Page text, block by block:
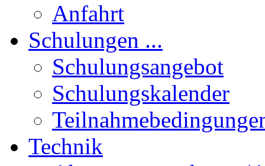
Anfahrt
Schulungen ...
Schulungsangebot
Schulungskalender
Technik